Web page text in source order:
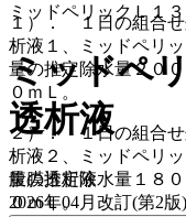
１）． １日の組合せ
析液１、ミッドペリ
量の推定除水量２０
０ｍＬ。
２）． １日の組合せ
析液２、ミッドペリ
量の推定除水量１８
０ｍＬ。
ミッドペリックＬ１
ミッドペ
透析液
腹膜透析液
2026年04月改訂(第2版)